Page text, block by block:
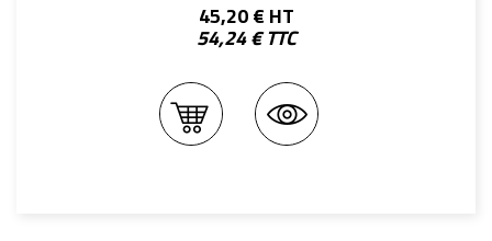
45,20 € HT
54,24 € TTC